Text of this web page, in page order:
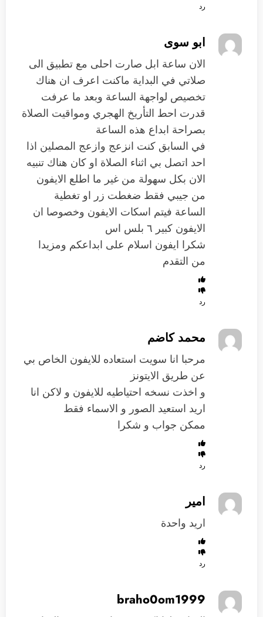
رد
ابو سوى
الان ساعة ابل صارت احلى مع تطبيق الى
صلاتي في البداية ماكنت اعرف ان هناك
تخصيص لواجهة الساعة وبعد ما عرفت
قدرت احط التأريخ الهجري ومواقيت الصلاة
بصراحة ابداع هذه الساعة
في السابق كنت انزعج وازعج المصلين اذا
احد اتصل بي اثناء الصلاة او كان هناك تنبيه
الان بكل سهولة من غير ما اطلع الايفون
من جيبي فقط ضغطت زر او تغطية
الساعة فيتم اسكات الايفون وخصوصا ان
الايفون كبير ٦ بلس اس
شكرا ايفون اسلام على ابداعكم ومزيدا
من التقدم
رد
محمد كاضم
مرحبا انا سويت استعاده للايفون الخاص بي
عن طريق الايتونز
و اخذت نسخه احتياطيه للايفون و لاكن انا
اريد استعيد الصور و الاسماء فقط
ممكن جواب و شكرا
رد
امير
اريد واحدة
رد
braho0om1999